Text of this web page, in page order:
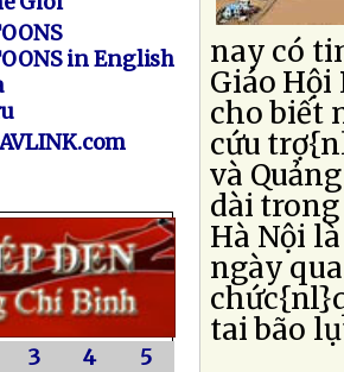
in English
3 4
5
nay có
Giáo
cho biết
cứu
và
dài trong
Hà Nội
ngày
tai bão